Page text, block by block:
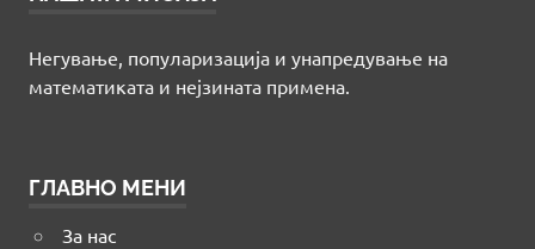
Негување, популаризација и унапредување на
математиката и нејзината примена.
ГЛАВНО МЕНИ
За нас